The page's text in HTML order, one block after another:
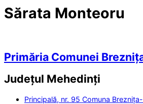
Sărata Monteoru
Primăria Comunei
Județul Mehedinți
Principală, nr. 95 Comuna